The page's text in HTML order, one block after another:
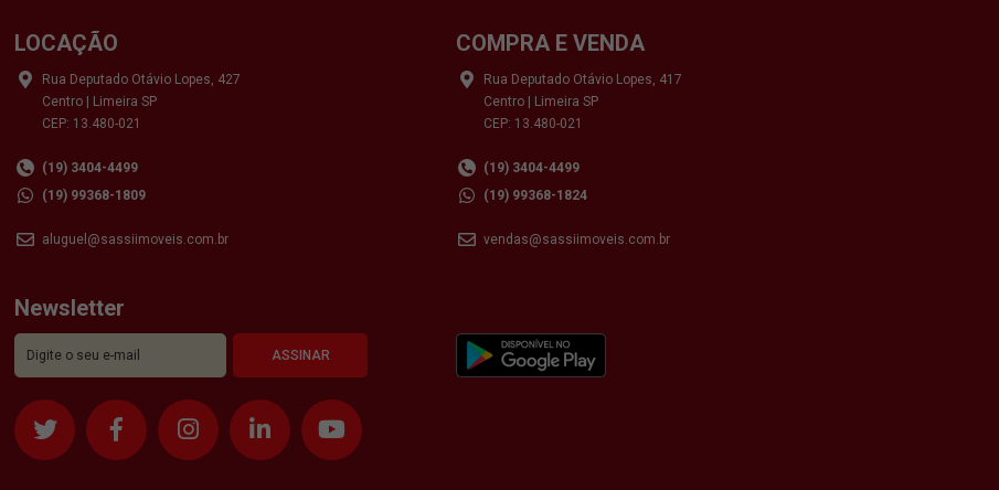
LOCAÇÃO
Rua Deputado Otávio Lopes, 427
Centro | Limeira SP
CEP: 13.480-021
(19) 3404-4499
(19) 99368-1809
aluguel@sassiimoveis.com.br
COMPRA E VENDA
Rua Deputado Otávio Lopes, 417
Centro | Limeira SP
CEP: 13.480-021
(19) 3404-4499
(19) 99368-1824
vendas@sassiimoveis.com.br
Newsletter